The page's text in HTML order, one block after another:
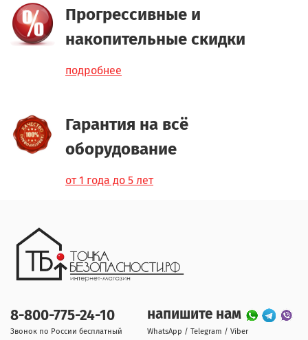
Прогрессивные и
накопительные скидки
подробнее
Гарантия на всё
оборудование
от 1 года до 5 лет
8-800-775-24-10
Звонок по России бесплатный
напишите нам
WhatsApp / Telegram / Viber